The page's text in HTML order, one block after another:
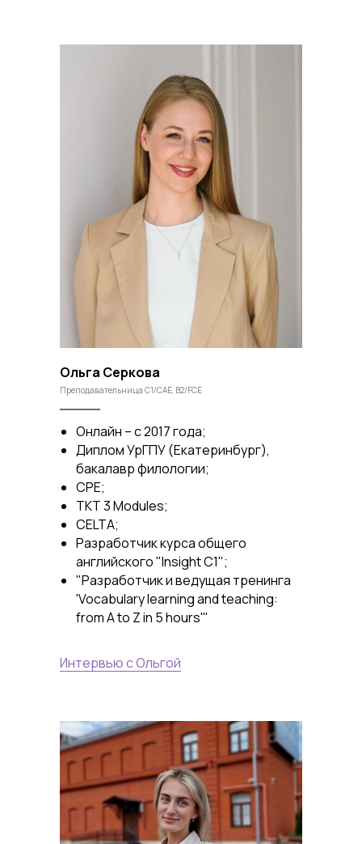
Ольга Серкова
Преподавательница C1/CAE, B2/FCE
Онлайн – с 2017 года;
Диплом УрГПУ (Екатеринбург),
бакалавр филологии;
CPE;
TKT 3 Modules;
CELTA;
Разработчик курса общего
английского "Insight C1";
"Разработчик и ведущая тренинга
'Vocabulary learning and teaching:
from A to Z in 5 hours'"
Интервью с Ольгой